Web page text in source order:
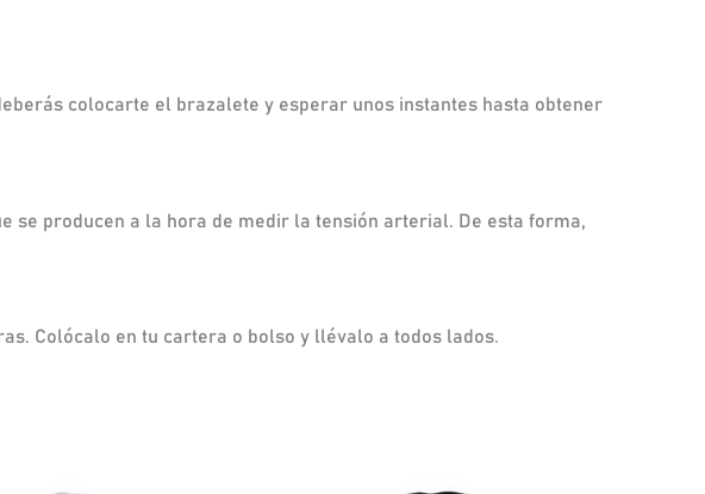
colocarte el brazalete y esperar unos instantes hasta obtener
se producen a la hora de medir la tensión arterial. De esta forma,
Colócalo en tu cartera o bolso y llévalo a todos lados.